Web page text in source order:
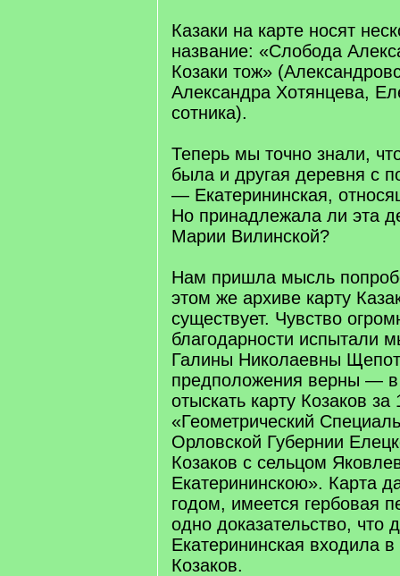
Казаки на карте носят
название: «Слобода
Козаки тож»
Александра Хотянцева,
сотника).
Теперь мы точно знали,
была и другая деревня с
— Екатерининская,
Но принадлежала ли эта
Марии Вилинской?
Нам пришла мысль
этом же архиве карту
существует. Чувство
благодарности испытали
Галины Николаевны
предположения верны —
отыскать карту Козаков
«Геометрический
Орловской Губернии
Козаков с сельцом
Екатерининскою». Карта
годом, имеется гербовая
одно доказательство, что
Екатерининская входила в
Козаков.